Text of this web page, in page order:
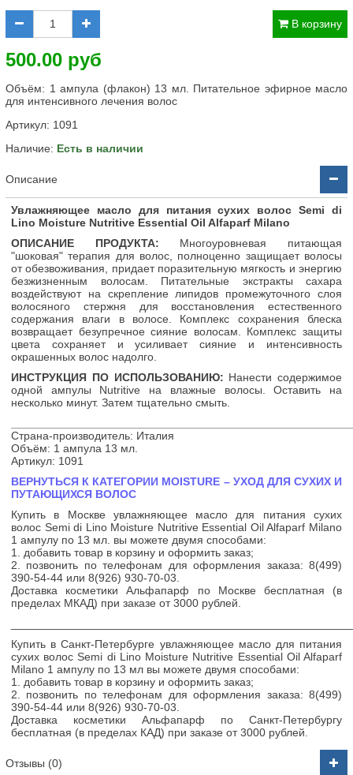
В корзину
500.00 руб
Объём: 1 ампула (флакон) 13 мл. Питательное эфирное масло
для интенсивного лечения волос
Артикул: 1091
Наличие: Есть в наличии
Описание
Увлажняющее масло для питания сухих волос Semi di
Lino Moisture Nutritive Essential Oil Alfaparf Milano
ОПИСАНИЕ ПРОДУКТА: Многоуровневая питающая
"шоковая" терапия для волос, полноценно защищает волосы
от обезвоживания, придает поразительную мягкость и энергию
безжизненным волосам. Питательные экстракты сахара
воздействуют на скрепление липидов промежуточного слоя
волосяного стержня для восстановления естественного
содержания влаги в волосе. Комплекс сохранения блеска
возвращает безупречное сияние волосам. Комплекс защиты
цвета сохраняет и усиливает сияние и интенсивность
окрашенных волос надолго.
ИНСТРУКЦИЯ ПО ИСПОЛЬЗОВАНИЮ: Нанести содержимое
одной ампулы Nutritive на влажные волосы. Оставить на
несколько минут. Затем тщательно смыть.
Страна-производитель: Италия
Объём: 1 ампула 13 мл.
Артикул: 1091
ВЕРНУТЬСЯ К КАТЕГОРИИ MOISTURE – УХОД ДЛЯ СУХИХ И
ПУТАЮЩИХСЯ ВОЛОС
Купить в Москве увлажняющее масло для питания сухих
волос Semi di Lino Moisture Nutritive Essential Oil Alfaparf Milano
1 ампулу по 13 мл. вы можете двумя способами:
1. добавить товар в корзину и оформить заказ;
2. позвонить по телефонам для оформления заказа: 8(499)
390-54-44 или 8(926) 930-70-03.
Доставка косметики Альфапарф по Москве бесплатная (в
пределах МКАД) при заказе от 3000 рублей.
Купить в Санкт-Петербурге увлажняющее масло для питания
сухих волос Semi di Lino Moisture Nutritive Essential Oil Alfaparf
Milano 1 ампулу по 13 мл вы можете двумя способами:
1. добавить товар в корзину и оформить заказ;
2. позвонить по телефонам для оформления заказа: 8(499)
390-54-44 или 8(926) 930-70-03.
Доставка косметики Альфапарф по Санкт-Петербургу
бесплатная (в пределах КАД) при заказе от 3000 рублей.
Отзывы (0)